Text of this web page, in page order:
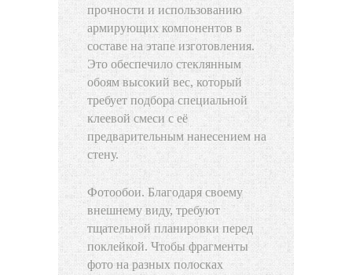
прочности и использованию
армирующих компонентов в
составе на этапе изготовления.
Это обеспечило стеклянным
обоям высокий вес, который
требует подбора специальной
клеевой смеси с её
предварительным нанесением на
стену.
Фотообои. Благодаря своему
внешнему виду, требуют
тщательной планировки перед
поклейкой. Чтобы фрагменты
фото на разных полосках